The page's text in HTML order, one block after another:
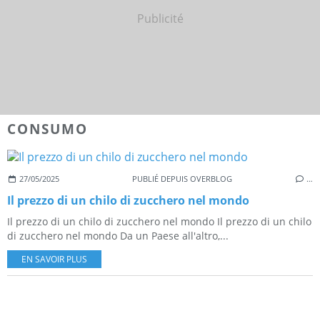
Publicité
CONSUMO
27/05/2025 PUBLIÉ DEPUIS OVERBLOG …
Il prezzo di un chilo di zucchero nel mondo
Il prezzo di un chilo di zucchero nel mondo Il prezzo di un chilo
di zucchero nel mondo Da un Paese all'altro,...
EN SAVOIR PLUS